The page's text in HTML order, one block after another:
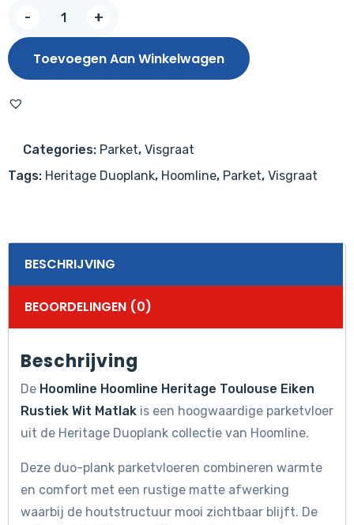
-
Toulouse
Eiken
Rustiek
+
Toevoegen Aan Winkelwagen
Categories: Parket, Visgraat
Tags: Heritage Duoplank, Hoomline, Parket, Visgraat
BESCHRIJVING
BEOORDELINGEN (0)
Beschrijving
De Hoomline Hoomline Heritage Toulouse Eiken
Rustiek Wit Matlak is een hoogwaardige parketvloer
uit de Heritage Duoplank collectie van Hoomline.
Deze duo-plank parketvloeren combineren warmte
en comfort met een rustige matte afwerking
waarbij de houtstructuur mooi zichtbaar blijft. De